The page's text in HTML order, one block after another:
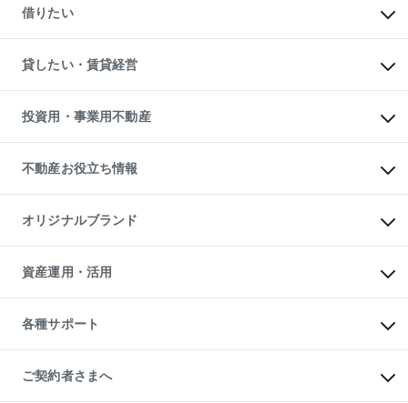
中古一戸建ての購入
不動産購入の流れ
注目キーワード物件特集
購入ガイド
English 繁体中文簡体中文
一戸建ての売却・査定
土地の売却・査定
スピードAI査定
不動産査定について
不動産売却の流れ
不動産買換えの流れ
売却ガイド
借りたい
オフィス・店舗の賃貸
借りるときの流れ
借りるガイド
貸したい・賃貸経営
マンション賃料データ
賃貸管理プラン
リロケーションについて
貸すガイド
投資用・事業用不動産
事業用不動産
マンション投資
投資用マンション
アパート経営
収益物件
ビル購入（ビル一棟）
投資用不動産の売却査定
事業用不動産の売却査定
不動産お役立ち情報
マンションライブラリー
人気マンションランキング
暮らしに役立つ不動産メディア
不動産相場・不動産価格情報
不動産コラム・ニュース
不動産用語集
不動産なんでもネット相談室
住まいの税金
オリジナルブランド
一棟リノベーションマンション
L`GENTE（ルジェンテ）
区分リノベーションマンション
投資用一棟レジデンスWELL
不動産小口投資
LEGACIA（レガシア）
資産運用・活用
不動産M&A
アセットマネジメント・出資
各種サポート
相続サポート
リフォームサポート
ご契約者さまへ